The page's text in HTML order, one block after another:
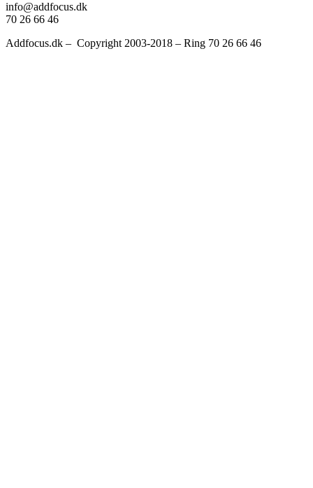
info@addfocus.dk
70 26 66 46
Addfocus.dk – Copyright 2003-2018 – Ring 70 26 66 46